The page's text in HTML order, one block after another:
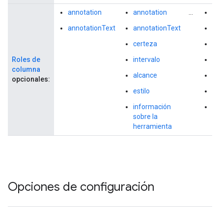
Roles de
columna
opcionales:
annotation
annotationText
annotation
annotationText
certeza
intervalo
alcance
estilo
información
sobre la
herramienta
Opciones de configuración